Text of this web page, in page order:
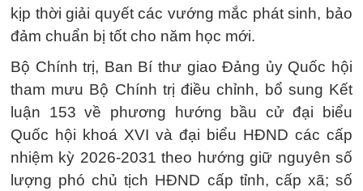
kịp thời giải quyết các vướng mắc phát sinh, bảo
đảm chuẩn bị tốt cho năm học mới.
Bộ Chính trị, Ban Bí thư giao Đảng ủy Quốc hội
tham mưu Bộ Chính trị điều chỉnh, bổ sung Kết
luận 153 về phương hướng bầu cử đại biểu
Quốc hội khoá XVI và đại biểu HĐND các cấp
nhiệm kỳ 2026-2031 theo hướng giữ nguyên số
lượng phó chủ tịch HĐND cấp tỉnh, cấp xã; số